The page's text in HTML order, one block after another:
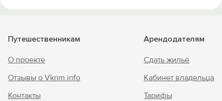
Путешественникам
О проекте
Отзывы о Vkrim.info
Контакты
Арендодателям
Сдать жильё
Кабинет владельца
Тарифы